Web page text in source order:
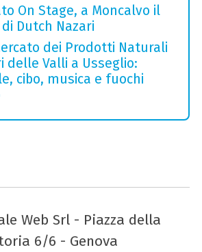
On Stage, a Moncalvo il
Dutch Nazari
dei Prodotti Naturali
delle Valli a Usseglio:
cibo, musica e fuochi
Web Srl - Piazza della
6/6 - Genova